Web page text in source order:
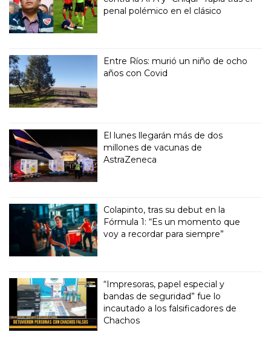
penal polémico en el clásico
Entre Ríos: murió un niño de ocho
años con Covid
El lunes llegarán más de dos
millones de vacunas de
AstraZeneca
Colapinto, tras su debut en la
Fórmula 1: “Es un momento que
voy a recordar para siempre”
“Impresoras, papel especial y
bandas de seguridad” fue lo
incautado a los falsificadores de
Chachos